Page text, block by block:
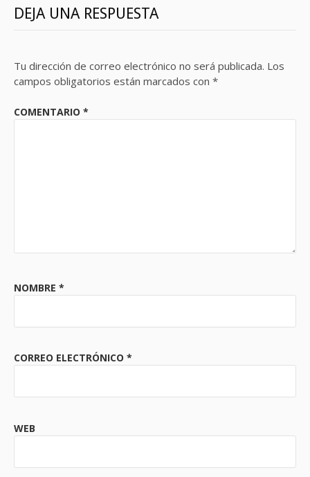
DEJA UNA RESPUESTA
Tu dirección de correo electrónico no será publicada. Los
campos obligatorios están marcados con *
COMENTARIO *
NOMBRE *
CORREO ELECTRÓNICO *
WEB